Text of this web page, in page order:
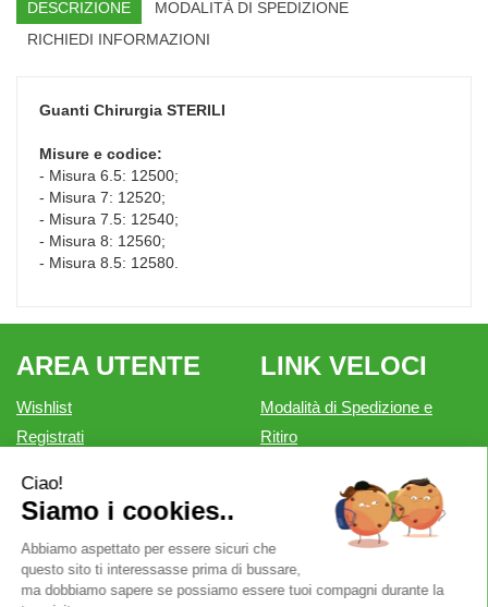
DESCRIZIONE
MODALITÀ DI SPEDIZIONE
RICHIEDI INFORMAZIONI
Guanti Chirurgia STERILI
Misure e codice:
- Misura 6.5: 12500;
- Misura 7: 12520;
- Misura 7.5: 12540;
- Misura 8: 12560;
- Misura 8.5: 12580.
AREA UTENTE
Wishlist
Registrati
Contatti
LINK VELOCI
Modalità di Spedizione e
Ritiro
Informativa privacy
Condizioni di vendita
Farmacia Outlet è un marchio di Farmacia Belforte Snc.